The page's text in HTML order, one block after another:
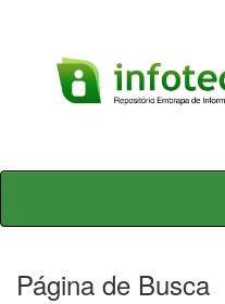
Skip
Página de Busca